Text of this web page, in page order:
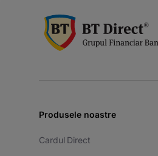
Produsele noastre
Cardul Direct